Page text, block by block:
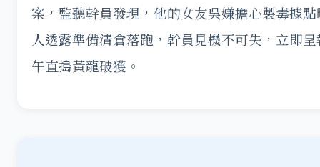
案，監聽幹員發現，他的女友吳嫌擔心製毒據
人透露準備清倉落跑，幹員見機不可失，立即
午直搗黃龍破獲。